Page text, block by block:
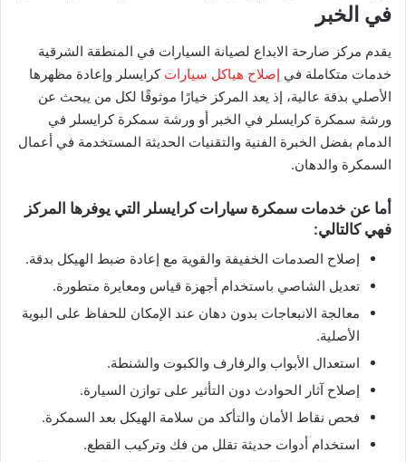
في الخبر
يقدم مركز صارحة الابداع لصيانة السيارات في المنطقة الشرقية
خدمات متكاملة في إصلاح هياكل سيارات كرايسلر وإعادة مظهرها
الأصلي بدقة عالية، إذ يعد المركز خيارًا موثوقًا لكل من يبحث عن
ورشة سمكرة كرايسلر في الخبر أو ورشة سمكرة كرايسلر في
الدمام بفضل الخبرة الفنية والتقنيات الحديثة المستخدمة في أعمال
السمكرة والدهان.
أما عن خدمات سمكرة سيارات كرايسلر التي يوفرها المركز
فهي كالتالي:
إصلاح الصدمات الخفيفة والقوية مع إعادة ضبط الهيكل بدقة.
تعديل الشاصي باستخدام أجهزة قياس ومعايرة متطورة.
معالجة الانبعاجات بدون دهان عند الإمكان للحفاظ على البوية
الأصلية.
استعدال الأبواب والرفارف والكبوت والشنطة.
إصلاح آثار الحوادث دون التأثير على توازن السيارة.
فحص نقاط الأمان والتأكد من سلامة الهيكل بعد السمكرة.
استخدام أدوات حديثة تقلل من فك وتركيب القطع.